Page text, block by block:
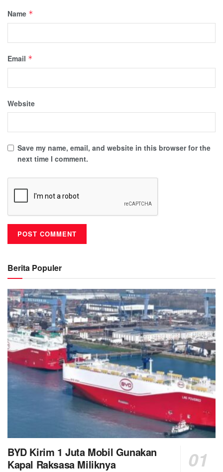
Name *
Email *
Website
Save my name, email, and website in this browser for the
next time I comment.
Berita Populer
BYD Kirim 1 Juta Mobil Gunakan
Kapal Raksasa Miliknya